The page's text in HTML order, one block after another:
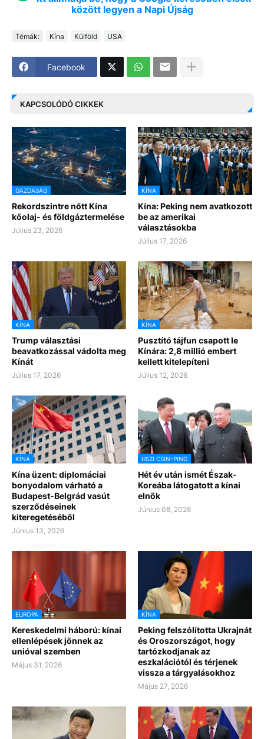
között legyen a Napi Újság
Témák: Kína Külföld USA
Facebook
KAPCSOLÓDÓ CIKKEK
GAZDASÁG
Rekordszintre nőtt Kína
kőolaj- és földgáztermelése
Július 23, 2026
KÍNA
Kína: Peking nem avatkozott
be az amerikai
választásokba
Július 17, 2026
KÍNA
Trump választási
beavatkozással vádolta meg
Kínát
Július 17, 2026
KÍNA
Pusztító tájfun csapott le
Kínára: 2,8 millió embert
kellett kitelepíteni
Július 12, 2026
KÍNA
Kína üzent: diplomáciai
bonyodalom várható a
Budapest-Belgrád vasút
szerződéseinek
kiteregetéséből
Június 13, 2026
HSZI CSIN-PING
Hét év után ismét Észak-
Koreába látogatott a kínai
elnök
Június 08, 2026
EURÓPA
Kereskedelmi háború: kínai
ellenlépések jönnek az
unióval szemben
Május 31, 2026
KÍNA
Peking felszólította Ukrajnát
és Oroszországot, hogy
tartózkodjanak az
eszkalációtól és térjenek
vissza a tárgyalásokhoz
Május 27, 2026